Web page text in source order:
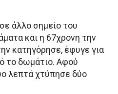
άλλο σημείο του
και η 67χρονη την
κατηγόρησε, έφυγε για
το δωμάτιο. Αφού
λεπτά χτύπησε δύο